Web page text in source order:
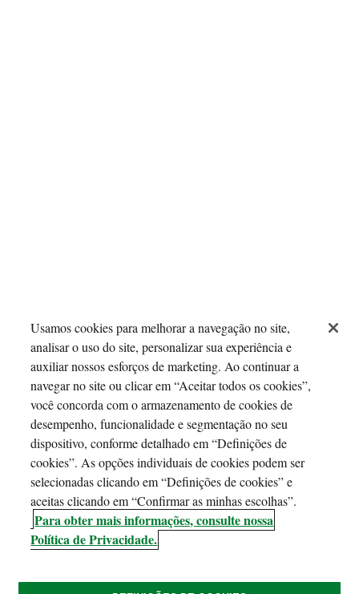
Usamos cookies para melhorar a navegação no site,
analisar o uso do site, personalizar sua experiência e
auxiliar nossos esforços de marketing. Ao continuar a
navegar no site ou clicar em “Aceitar todos os cookies”,
você concorda com o armazenamento de cookies de
desempenho, funcionalidade e segmentação no seu
dispositivo, conforme detalhado em “Definições de
cookies”. As opções individuais de cookies podem ser
selecionadas clicando em “Definições de cookies” e
aceitas clicando em “Confirmar as minhas escolhas”.
Para obter mais informações, consulte nossa
Política de Privacidade.